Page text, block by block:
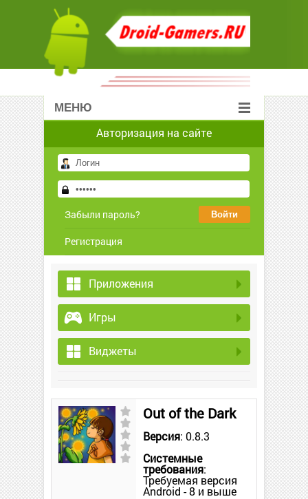
МЕНЮ
Авторизация на сайте
Забыли пароль?
Регистрация
Приложения
Игры
Виджеты
Out of the Dark
Версия: 0.8.3
Системные
требования:
Требуемая версия
Android - 8 и выше